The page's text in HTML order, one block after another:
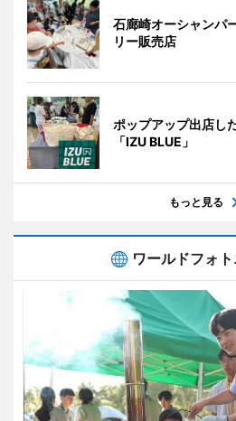
石廊崎オーシャンパ
リー販売店
ポップアップ出店し
「IZU BLUE」
もっと見る
ワールドフォ